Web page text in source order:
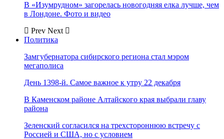
В «Изумрудном» загорелась новогодняя елка лучше, чем
в Лондоне. Фото и видео
Prev Next
Политика
Замгубернатора сибирского региона стал мэром
мегаполиса
День 1398-й. Самое важное к утру 22 декабря
В Каменском районе Алтайского края выбрали главу
района
Зеленский согласился на трехстороннюю встречу с
Россией и США, но с условием